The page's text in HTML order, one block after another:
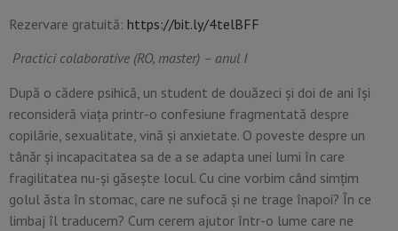
Rezervare gratuită: https://bit.ly/4telBFF
Practici colaborative (RO, master) – anul I
După o cădere psihică, un student de douăzeci și doi de ani își
reconsideră viața printr-o confesiune fragmentată despre
copilărie, sexualitate, vină și anxietate. O poveste despre un
tânăr și incapacitatea sa de a se adapta unei lumi în care
fragilitatea nu-și găsește locul. Cu cine vorbim când simțim
golul ăsta în stomac, care ne sufocă și ne trage înapoi? În ce
limbaj îl traducem? Cum cerem ajutor într-o lume care ne